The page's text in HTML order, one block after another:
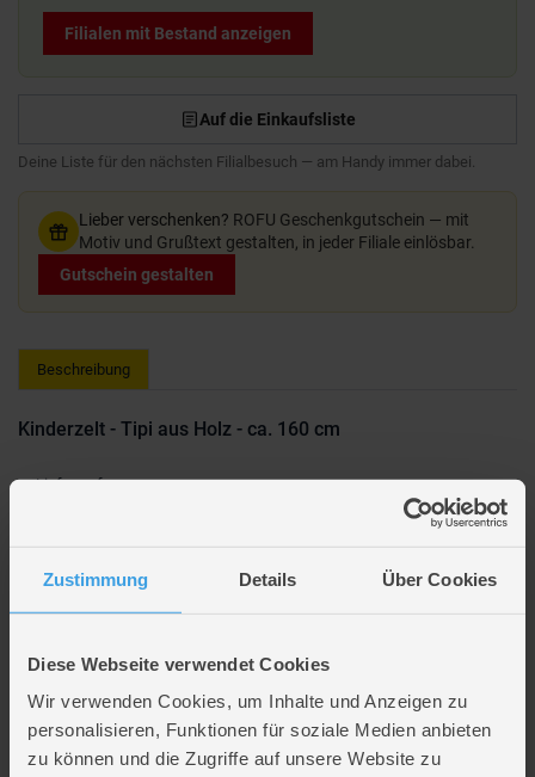
Zustimmung Details Über Cookies
Diese Webseite verwendet Cookies
Wir verwenden Cookies, um Inhalte und Anzeigen zu
personalisieren, Funktionen für soziale Medien anbieten
zu können und die Zugriffe auf unsere Website zu
Filialen mit Bestand anzeigen
Auf die Einkaufsliste
Deine Liste für den nächsten Filialbesuch — am Handy immer dabei.
Lieber verschenken? ROFU Geschenkgutschein — mit
Motiv und Grußtext gestalten, in jeder Filiale einlösbar.
Gutschein gestalten
Beschreibung
Kinderzelt - Tipi aus Holz - ca. 160 cm
Lieferumfang:
1x Schnur zum Fixieren der Stangen
1x Aufbewahrungs- und Transporttasche
1x Montage- und
Geeignet für drinnen und draußen
Material Zellstoff: 100% Polyester
Waschmaschinengeeignet bei 30° C